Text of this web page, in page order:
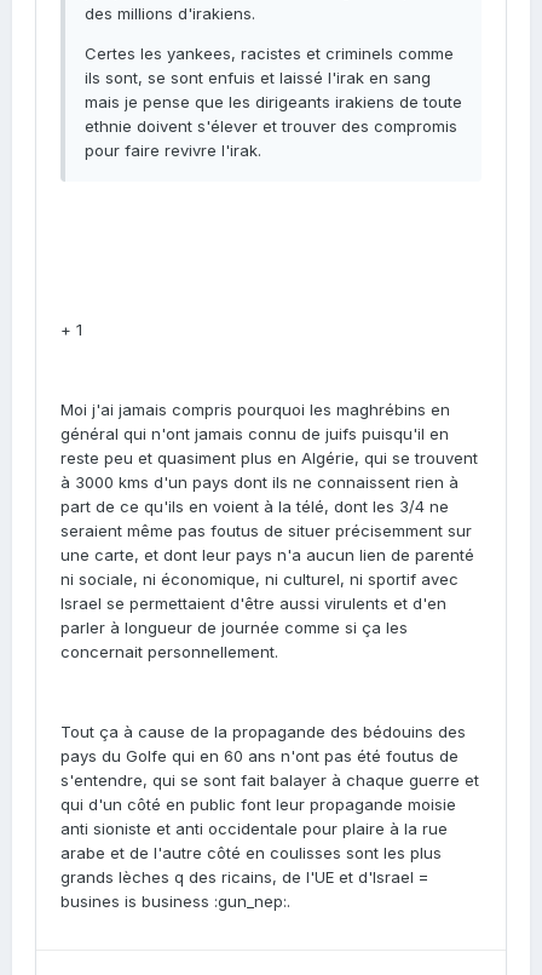
des millions d'irakiens.
Certes les yankees, racistes et criminels comme
ils sont, se sont enfuis et laissé l'irak en sang
mais je pense que les dirigeants irakiens de toute
ethnie doivent s'élever et trouver des compromis
pour faire revivre l'irak.
+ 1
Moi j'ai jamais compris pourquoi les maghrébins en
général qui n'ont jamais connu de juifs puisqu'il en
reste peu et quasiment plus en Algérie, qui se trouvent
à 3000 kms d'un pays dont ils ne connaissent rien à
part de ce qu'ils en voient à la télé, dont les 3/4 ne
seraient même pas foutus de situer précisemment sur
une carte, et dont leur pays n'a aucun lien de parenté
ni sociale, ni économique, ni culturel, ni sportif avec
Israel se permettaient d'être aussi virulents et d'en
parler à longueur de journée comme si ça les
concernait personnellement.
Tout ça à cause de la propagande des bédouins des
pays du Golfe qui en 60 ans n'ont pas été foutus de
s'entendre, qui se sont fait balayer à chaque guerre et
qui d'un côté en public font leur propagande moisie
anti sioniste et anti occidentale pour plaire à la rue
arabe et de l'autre côté en coulisses sont les plus
grands lèches q des ricains, de l'UE et d'Israel =
busines is business :gun_nep:.